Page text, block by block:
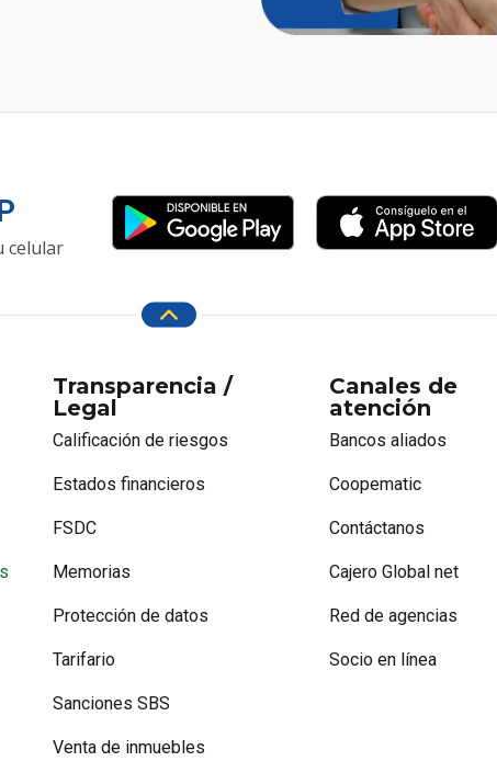
celular
Transparencia /
Legal
Calificación de riesgos
Estados financieros
FSDC
Memorias
Protección de datos
Tarifario
Sanciones SBS
Venta de inmuebles
Canales de
atención
Bancos aliados
Coopematic
Contáctanos
Cajero Global net
Red de agencias
Socio en línea